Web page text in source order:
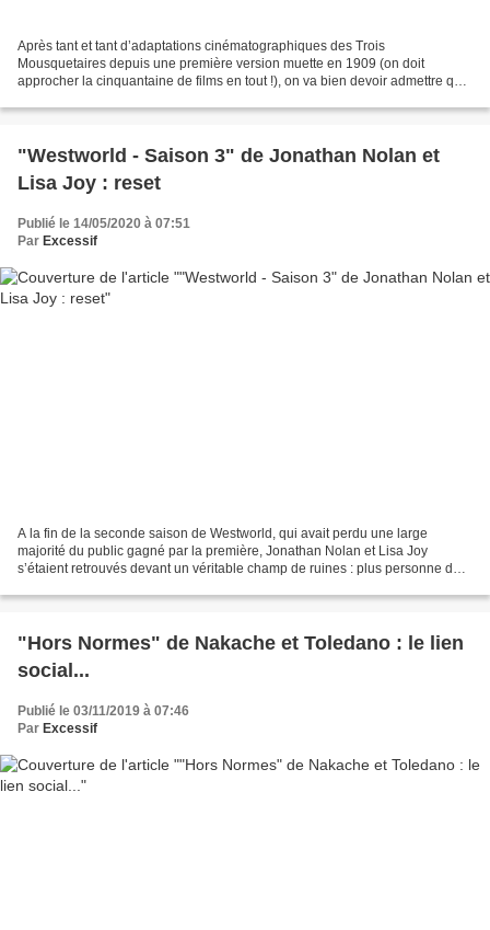
Après tant et tant d’adaptations cinématographiques des Trois
Mousquetaires depuis une première version muette en 1909 (on doit
approcher la cinquantaine de films en tout !), on va bien devoir admettre que
"Westworld - Saison 3" de Jonathan Nolan et
Lisa Joy : reset
Publié le 14/05/2020 à 07:51
Par Excessif
A la fin de la seconde saison de Westworld, qui avait perdu une large
majorité du public gagné par la première, Jonathan Nolan et Lisa Joy
s’étaient retrouvés devant un véritable champ de ruines : plus personne de
"Hors Normes" de Nakache et Toledano : le lien
social...
Publié le 03/11/2019 à 07:46
Par Excessif